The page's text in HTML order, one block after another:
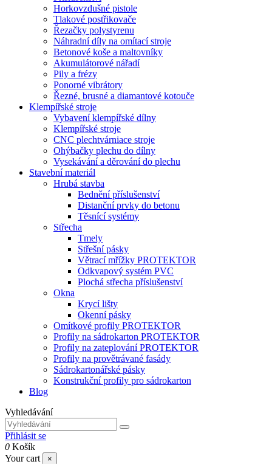
Horkovzdušné pistole
Tlakové postřikovače
Řezačky polystyrenu
Náhradní díly na omítací stroje
Betonové koše a maltovníky
Akumulátorové nářadí
Pily a frézy
Ponorné vibrátory
Řezné, brusné a diamantové kotouče
Klempířské stroje
Vybavení klempířské dílny
Klempířské stroje
CNC plechtvárniace stroje
Ohýbačky plechu do dílny
Vysekávání a děrování do plechu
Stavební materiál
Hrubá stavba
Bednění příslušenství
Distanční prvky do betonu
Těsnící systémy
Střecha
Tmely
Střešní pásky
Větrací mřížky PROTEKTOR
Odkvapový systém PVC
Plochá střecha příslušenství
Okna
Krycí lišty
Okenní pásky
Omítkové profily PROTEKTOR
Profily na sádrokarton PROTEKTOR
Profily na zateplování PROTEKTOR
Profily na provětrávané fasády
Sádrokartonářské pásky
Konstrukční profily pro sádrokarton
Blog
Vyhledávání
Přihlásit se
0 Košík
Your cart
×